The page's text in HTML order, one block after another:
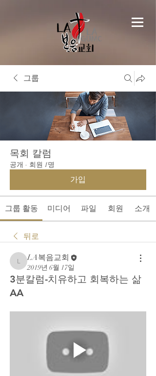
그룹
목회 칼럼
공개 · 회원 1명
가입
그룹 활동 미디어 파일 회원 소개
뒤로
LA복음교회
LA복음교회
2019년 6월 17일
3분칼럼-치유하고 회복하는 삶
AA